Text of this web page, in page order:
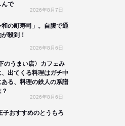
んで
2026年8月7日
和の町寿司」。自腹で通
殺到！
2026年8月6日
のうまい店〉カフェみ
出てくる料理はガチ中
る、料理の鉄人の系譜
2026年8月6日
子おすすめのとうもろ